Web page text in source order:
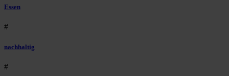
Essen
#
nachhaltig
#